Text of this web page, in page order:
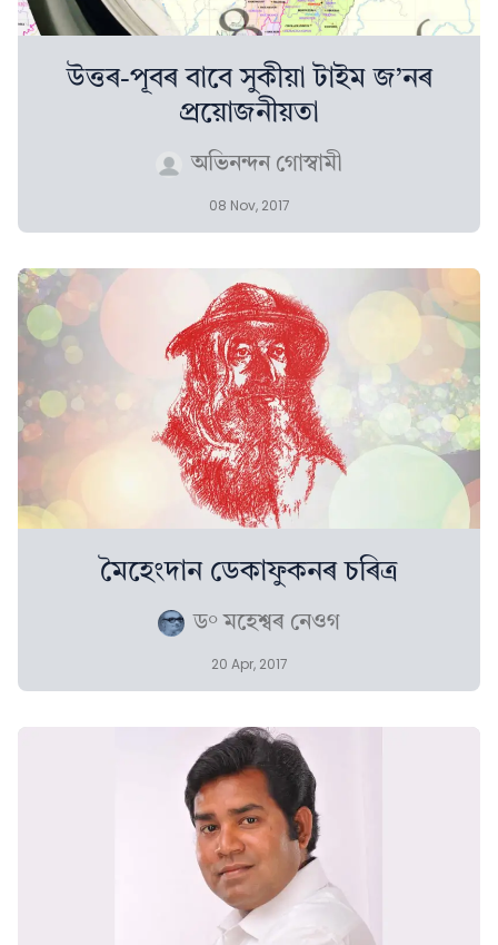
উত্তৰ-পূবৰ বাবে সুকীয়া টাইম জ’নৰ
প্ৰয়োজনীয়তা
অভিনন্দন গোস্বামী
08 Nov, 2017
মৈহেংদান ডেকাফুকনৰ চৰিত্ৰ
ড° মহেশ্বৰ নেওগ
20 Apr, 2017